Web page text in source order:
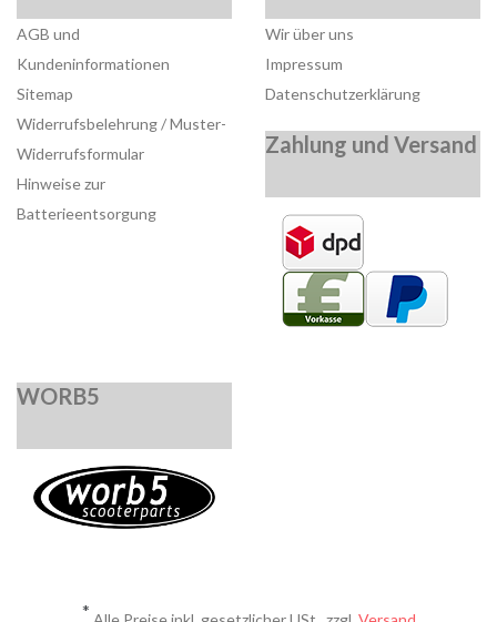
AGB und
Kundeninformationen
Sitemap
Widerrufsbelehrung / Muster-
Widerrufsformular
Hinweise zur
Batterieentsorgung
Wir über uns
Impressum
Datenschutzerklärung
Zahlung und Versand
WORB5
*